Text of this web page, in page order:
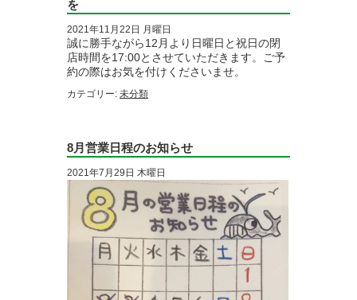
を
2021年11月22日 月曜日
誠に勝手ながら12月より日曜日と祝日の閉
店時間を17:00とさせていただきます。ご予
約の際はお気を付けくださいませ。
カテゴリー: 未分類
8月営業日程のお知らせ
2021年7月29日 木曜日